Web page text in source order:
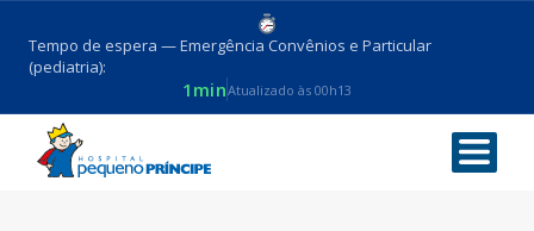
Tempo de espera — Emergência Convênios e Particular
(pediatria):
1minAtualizado às 00h13
INSUMOS – REAGENTES